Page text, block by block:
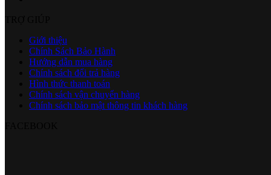
Giới thiệu
Chính Sách Bảo Hành
Hướng dẫn mua hàng
Chính sách đổi trả hàng
Hình thức thanh toán
Chính sách vận chuyển hàng
Chính sách bảo mật thông tin khách hàng